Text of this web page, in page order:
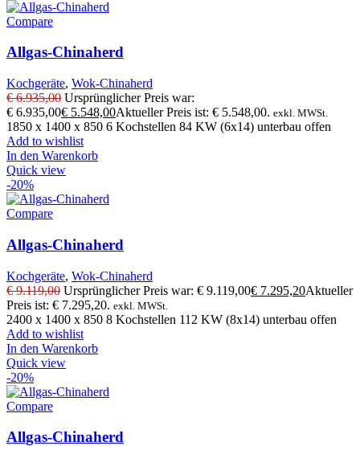
Compare
Allgas-Chinaherd
Kochgeräte, Wok-Chinaherd
€6.935,00 Ursprünglicher Preis war:
€ 6.935,00€ 5.548,00Aktueller Preis ist: € 5.548,00. exkl. MWSt.
1850 x 1400 x 850 6 Kochstellen 84 KW (6x14) unterbau offen
Add to wishlist
In den Warenkorb
Quick view
-20%
Compare
Allgas-Chinaherd
Kochgeräte, Wok-Chinaherd
€9.119,00 Ursprünglicher Preis war: € 9.119,00€ 7.295,20Aktueller
Preis ist: € 7.295,20. exkl. MWSt.
2400 x 1400 x 850 8 Kochstellen 112 KW (8x14) unterbau offen
Add to wishlist
In den Warenkorb
Quick view
-20%
Compare
Allgas-Chinaherd